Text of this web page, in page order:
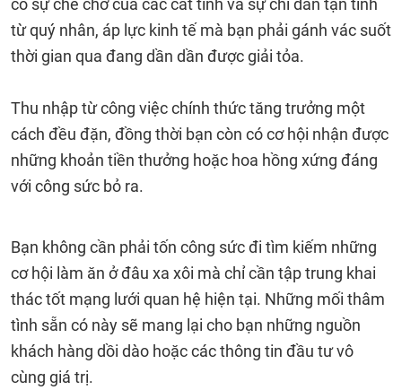
có sự che chở của các cát tinh và sự chỉ dẫn tận tình
từ quý nhân, áp lực kinh tế mà bạn phải gánh vác suốt
thời gian qua đang dần dần được giải tỏa.
Thu nhập từ công việc chính thức tăng trưởng một
cách đều đặn, đồng thời bạn còn có cơ hội nhận được
những khoản tiền thưởng hoặc hoa hồng xứng đáng
với công sức bỏ ra.
Bạn không cần phải tốn công sức đi tìm kiếm những
cơ hội làm ăn ở đâu xa xôi mà chỉ cần tập trung khai
thác tốt mạng lưới quan hệ hiện tại. Những mối thâm
tình sẵn có này sẽ mang lại cho bạn những nguồn
khách hàng dồi dào hoặc các thông tin đầu tư vô
cùng giá trị.